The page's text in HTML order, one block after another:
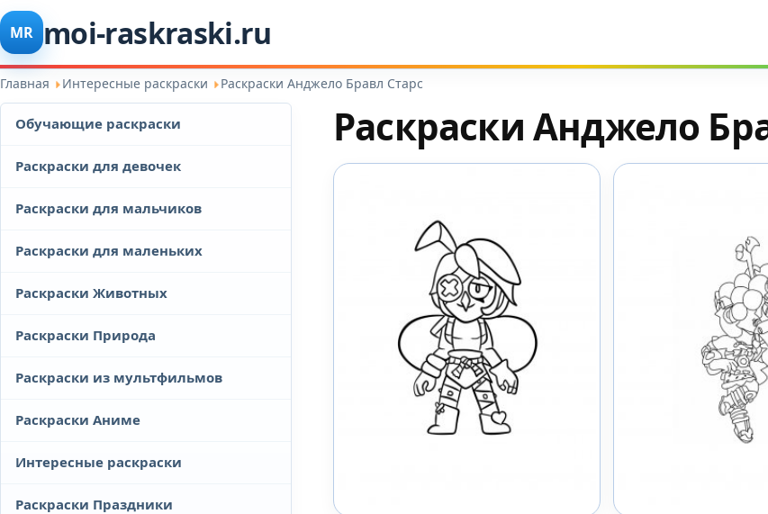
MR moi-raskraski.ru
Главная Интересные раскраски Раскраски Анджело Бравл Старс
Обучающие раскраски
Раскраски для девочек
Раскраски для мальчиков
Раскраски для маленьких
Раскраски Животных
Раскраски Природа
Раскраски из мультфильмов
Раскраски Аниме
Интересные раскраски
Раскраски Праздники
Раскраски Анджело